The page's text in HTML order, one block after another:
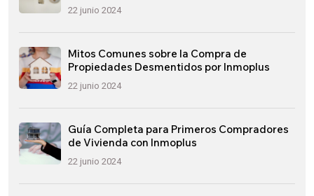
22 junio 2024
Mitos Comunes sobre la Compra de
Propiedades Desmentidos por Inmoplus
22 junio 2024
Guía Completa para Primeros Compradores
de Vivienda con Inmoplus
22 junio 2024